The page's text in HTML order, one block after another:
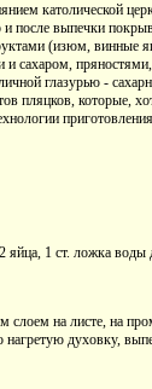
католической
после выпечки
(изюм, винные
и сахаром,
глазурью -
пляцков, которые,
яйца, 1 ст. ложка
слоем на листе, на
нагретую духовку,